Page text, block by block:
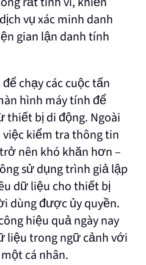
vụ xác minh danh
gian lận danh tính
chạy các cuộc tấn
hình máy tính để
thiết bị di động. Ngoài
kiểm tra thông tin
nên khó khăn hơn –
sử dụng trình giả lập
dữ liệu cho thiết bị
dùng được ủy quyền.
hiệu quả ngày nay
liệu trong ngữ cảnh với
cá nhân.